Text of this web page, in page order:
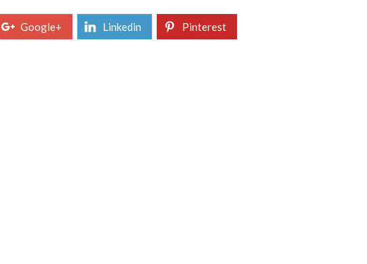
Google+ Linkedin Pinterest